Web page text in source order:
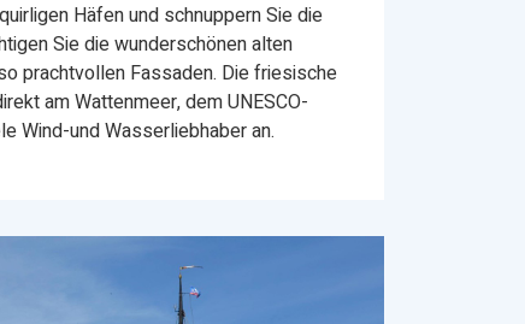
Häfen und schnuppern Sie die
Sie die wunderschönen alten
prachtvollen Fassaden. Die friesische
am Wattenmeer, dem UNESCO-
Wind-und Wasserliebhaber an.